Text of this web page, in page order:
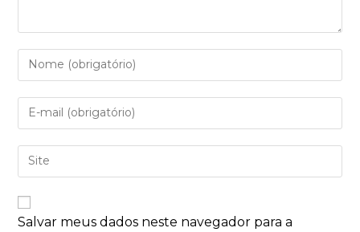
Salvar meus dados neste navegador para a